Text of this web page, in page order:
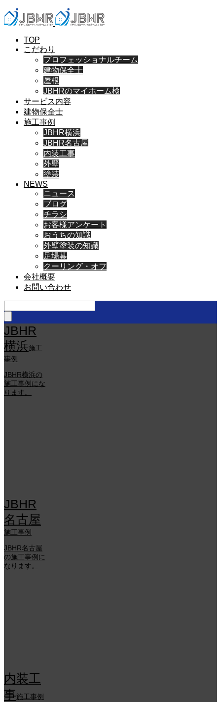
TOP
こだわり
プロフェッショナルチーム
建物保全士
屋根
JBHRのマイホーム検
サービス内容
建物保全士
施工事例
JBHR横浜
JBHR名古屋
内装工事
外壁
塗装
NEWS
ニュース
ブログ
チラシ
お客様アンケート
おうちの知識
外壁塗装の知識
足場幕
クーリング・オフ
会社概要
お問い合わせ
JBHR
横浜施工
事例
JBHR横浜の
施工事例にな
ります。
JBHR
名古屋
施工事例
JBHR名古屋
の施工事例に
なります。
内装工
事施工事例